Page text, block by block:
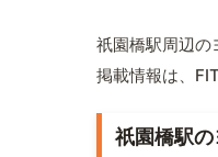
祇園橋駅周辺の
掲載情報は、
祇園橋駅